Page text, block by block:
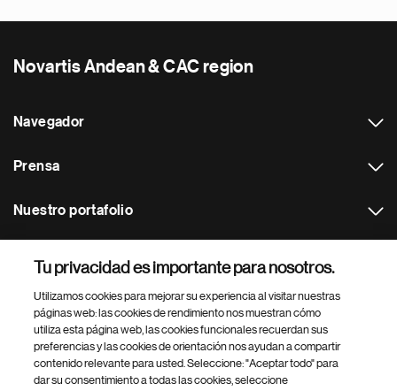
Novartis Andean & CAC region
Navegador
Prensa
Nuestro portafolio
Footer Site Search
Tu privacidad es importante para nosotros.
Utilizamos cookies para mejorar su experiencia al visitar nuestras
páginas web: las cookies de rendimiento nos muestran cómo
utiliza esta página web, las cookies funcionales recuerdan sus
preferencias y las cookies de orientación nos ayudan a compartir
contenido relevante para usted. Seleccione: "Aceptar todo" para
dar su consentimiento a todas las cookies, seleccione